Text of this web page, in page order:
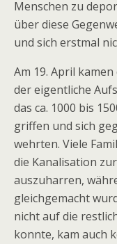
Menschen zu
über diese
und sich erstmal
Am 19. April
der eigentliche
das ca. 1000 bis
griffen und sich
wehrten. Viele
die Kanalisation
auszuharren,
gleichgemacht
nicht auf die
konnte, kam auch